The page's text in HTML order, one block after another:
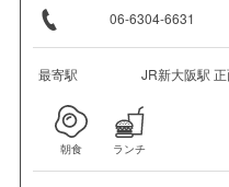
06-6304-6631
最寄駅 JR新大阪駅
朝食 ランチ